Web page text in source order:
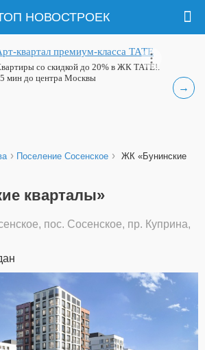
НОВОСТРОЕК
→
квартал премиум-класса ТАТЕ
со скидкой до 20% в ЖК ТАТЕ!.
мин до центра Москвы
› Поселение Сосенское › ЖК «Бунинские
кварталы»
пос. Сосенское, пр. Куприна,